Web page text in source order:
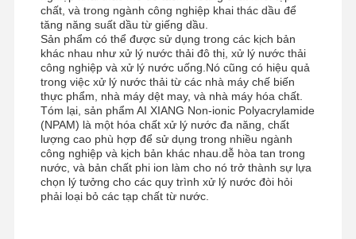
Chất làm gel để phá vỡ axit hóa
Thuốc trầm tích nhiệt độ cao
Khử lưu huỳnh
chất, và trong ngành công nghiệp khai thác dầu để
tăng năng suất dầu từ giếng dầu.
Sản phẩm có thể được sử dụng trong các kịch bản
khác nhau như xử lý nước thải đô thị, xử lý nước thải
công nghiệp và xử lý nước uống.Nó cũng có hiệu quả
trong việc xử lý nước thải từ các nhà máy chế biến
thực phẩm, nhà máy dệt may, và nhà máy hóa chất.
Tóm lại, sản phẩm AI XIANG Non-ionic Polyacrylamide
(NPAM) là một hóa chất xử lý nước đa năng, chất
lượng cao phù hợp để sử dụng trong nhiều ngành
công nghiệp và kịch bản khác nhau.dễ hòa tan trong
nước, và bản chất phi ion làm cho nó trở thành sự lựa
chọn lý tưởng cho các quy trình xử lý nước đòi hỏi
phải loại bỏ các tạp chất từ nước.